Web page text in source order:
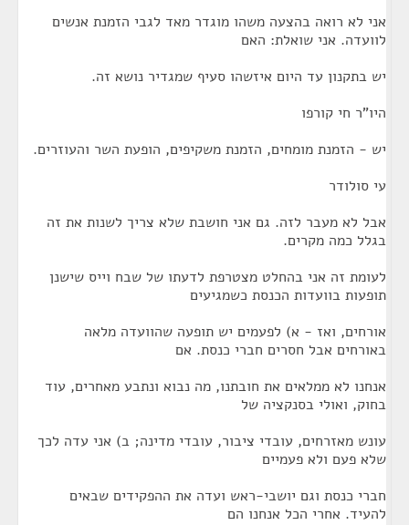
אני לא רואה בהצעה משהו מוגדר מאד לגבי הזמנת אנשים
לוועדה. אני שואלת: האם
יש בתקנון עד היום איזשהו סעיף שמגדיר נושא זה.
היו"ר חי קורפו
יש - הזמנת מומחים, הזמנת משקיפים, הופעת השר והעוזרים.
עי סולודר
אבל לא מעבר לזה. גם אני חושבת שלא צריך לשנות את זה
בגלל כמה מקרים.
לעומת זה אני בהחלט מצטרפת לדעתו של שבח וייס שישנן
תופעות בוועדות הכנסת כשמגיעים
אורחים, ואז - א) לפעמים יש תופעה שהוועדה מלאה
באורחים אבל חסרים חברי כנסת. אם
אנחנו לא ממלאים את חובתנו, מה נבוא ונתבע מאחרים, עוד
בחוק, ואולי בסנקציה של
עונש מאזרחים, עובדי ציבור, עובדי מדינה; ב) אני עדה לכך
שלא פעם ולא פעמיים
חברי כנסת וגם יושבי-ראש ועדה את ההפקידים שבאים
להעיד. אחרי הכל אנחנו הם